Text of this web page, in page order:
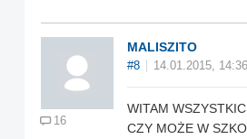
16
MALISZITO
#8 14.01.2015, 14:36
WITAM
CZY MOŻE W